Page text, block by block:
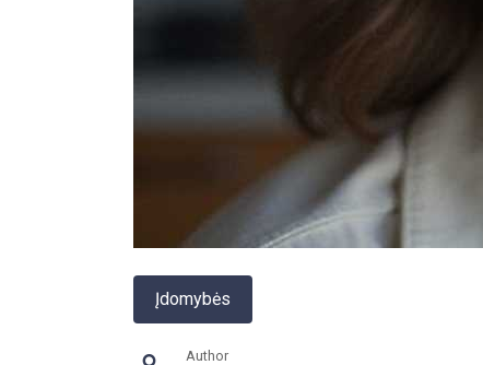
Įdomybės
Author